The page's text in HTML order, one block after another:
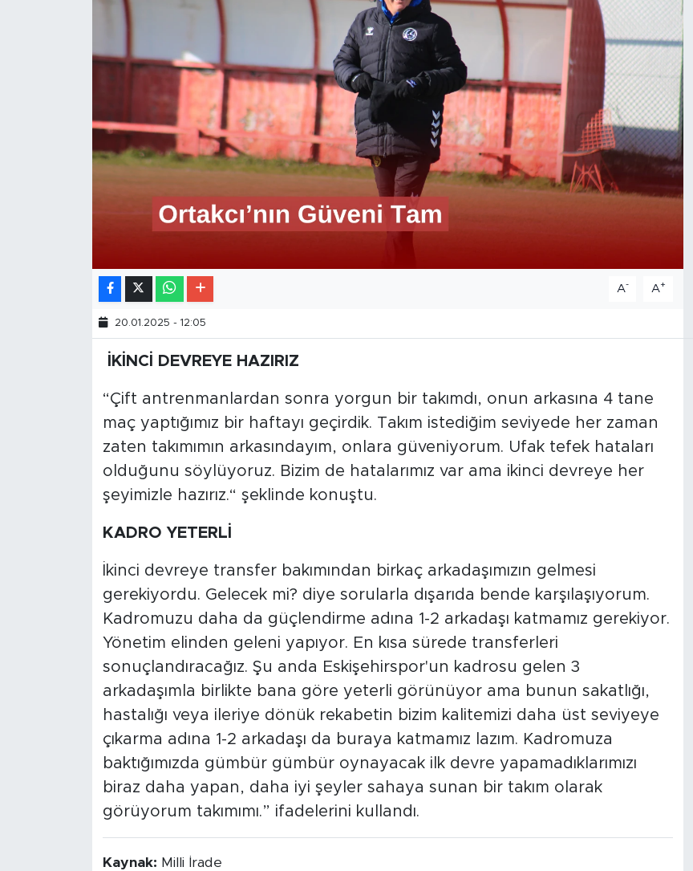
A- A+
20.01.2025 - 12:05
İKİNCİ DEVREYE HAZIRIZ
“Çift antrenmanlardan sonra yorgun bir takımdı, onun arkasına 4 tane
maç yaptığımız bir haftayı geçirdik. Takım istediğim seviyede her zaman
zaten takımımın arkasındayım, onlara güveniyorum. Ufak tefek hataları
olduğunu söylüyoruz. Bizim de hatalarımız var ama ikinci devreye her
şeyimizle hazırız.“ şeklinde konuştu.
KADRO YETERLİ
İkinci devreye transfer bakımından birkaç arkadaşımızın gelmesi
gerekiyordu. Gelecek mi? diye sorularla dışarıda bende karşılaşıyorum.
Kadromuzu daha da güçlendirme adına 1-2 arkadaşı katmamız gerekiyor.
Yönetim elinden geleni yapıyor. En kısa sürede transferleri
sonuçlandıracağız. Şu anda Eskişehirspor'un kadrosu gelen 3
arkadaşımla birlikte bana göre yeterli görünüyor ama bunun sakatlığı,
hastalığı veya ileriye dönük rekabetin bizim kalitemizi daha üst seviyeye
çıkarma adına 1-2 arkadaşı da buraya katmamız lazım. Kadromuza
baktığımızda gümbür gümbür oynayacak ilk devre yapamadıklarımızı
biraz daha yapan, daha iyi şeyler sahaya sunan bir takım olarak
görüyorum takımımı.” ifadelerini kullandı.
Kaynak: Milli İrade